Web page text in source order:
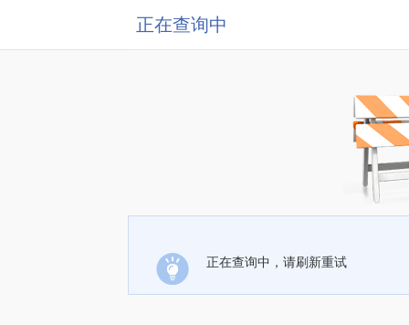
正在查询中
正在查询中，请刷新重试